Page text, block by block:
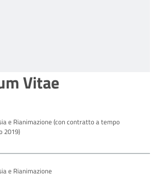
Vitae
e Rianimazione (con contratto a tempo
2019)
e Rianimazione